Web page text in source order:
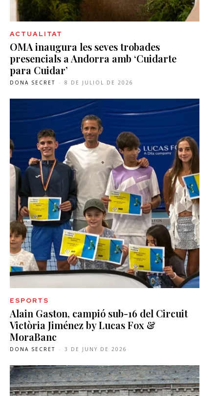
ACTUALITAT
OMA inaugura les seves trobades
presencials a Andorra amb ‘Cuidarte
para Cuidar’
DONA SECRET - 8 DE JULIOL DE 2026
ESPORTS
Alain Gaston, campió sub-16 del Circuit
Victòria Jiménez by Lucas Fox &
MoraBanc
DONA SECRET - 3 DE JUNY DE 2026